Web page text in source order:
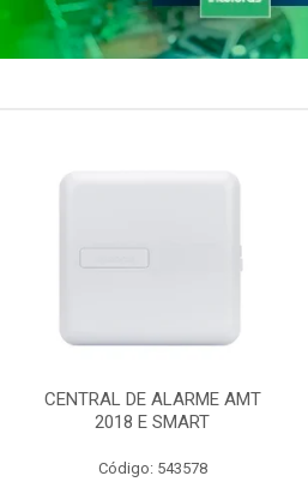
CENTRAL DE ALARME AMT
2018 E SMART
Código: 543578